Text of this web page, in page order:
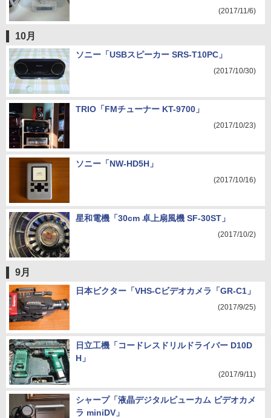
(2017/11/6)
10月
ソニー「USBスピーカー SRS-T10PC」
(2017/10/30)
TRIO「FMチューナー KT-9700」
(2017/10/23)
ソニー「NW-HD5H」
(2017/10/16)
星和電機「30cm 卓上扇風機 SF-30ST」
(2017/10/2)
9月
日本ビクター「VHS-Cビデオカメラ「GR-C1」
(2017/9/25)
日立工機「コードレスドリルドライバー D10D
H」
(2017/9/11)
シャープ「液晶デジタルビューカム ビデオカメ
ラ miniDV」